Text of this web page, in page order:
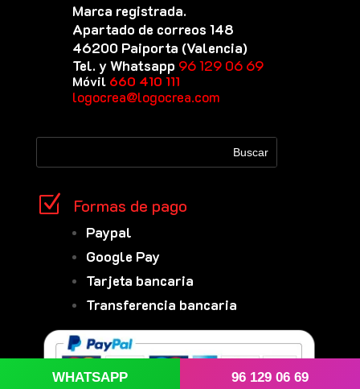
Marca registrada.
Apartado de correos 148
46200 Paiporta (Valencia)
Tel. y Whatsapp 96 129 06 69
Móvil 660 410 111
logocrea@logocrea.com
Z Formas de pago
Paypal
Google Pay
Tarjeta bancaria
Transferencia bancaria
WHATSAPP 96 129 06 69